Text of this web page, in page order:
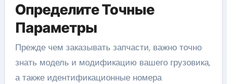
Определите Точные
Параметры
Прежде чем заказывать запчасти, важно точно
знать модель и модификацию вашего грузовика,
а также идентификационные номера